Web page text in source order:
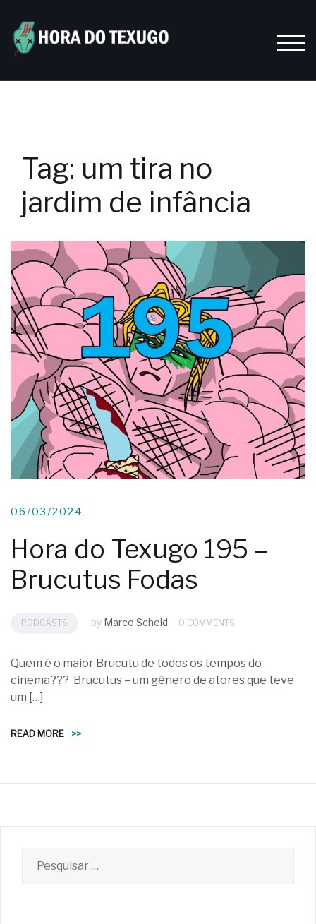
content
Tag: um tira no
jardim de infância
06/03/2024
Hora do Texugo 195 –
Brucutus Fodas
PODCASTS by Marco Scheid 0 COMMENTS
Quem é o maior Brucutu de todos os tempos do
cinema??? Brucutus – um gênero de atores que teve
um […]
READ MORE >>
por: